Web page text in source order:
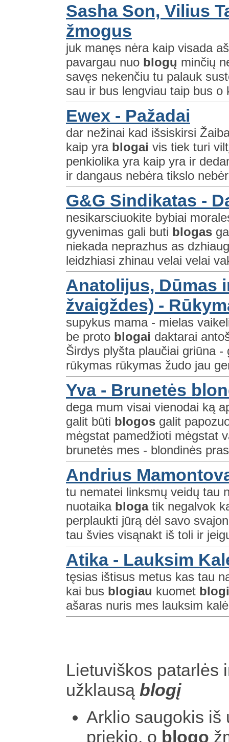
Sasha Son, Vilius
žmogus
juk manęs nėra kaip visada
pavargau nuo blogų minčių
savęs nekenčiu tu palauk
sau ir bus lengviau taip bus
Ewex - Pažadai
dar nežinai kad išsiskirsi
kaip yra blogai vis tiek turi
penkiolika yra kaip yra ir
ir dangaus nebėra tikslo
G&G Sindikatas -
nesikarsciuokite bybiai
gyvenimas gali buti blogas
niekada neprazhus as
leidzhiasi zhinau velai velai
Anatolijus, Dūmas
žvaigždes) -
supykus mama - mielas
be proto blogai daktarai
Širdys plyšta plaučiai griūna
rūkymas rūkymas žudo jau
Yva - Brunetės
dega mum visai vienodai ką
galit būti blogos galit
mėgstat pamedžioti mėgstat
brunetės mes - blondinės
Andrius
tu nematei linksmų veidų tau
nuotaika blogatik negalvok
perplaukti jūrą dėl savo
tau švies visąnakt iš toli ir
Atika - Lauksim
tęsias ištisus metus kas tau
kai bus blogiau kuomet
ašaras nuris mes lauksim
Lietuviškos patarlės
užklausą blogį
Arklio saugokis iš
priekio, o blogo